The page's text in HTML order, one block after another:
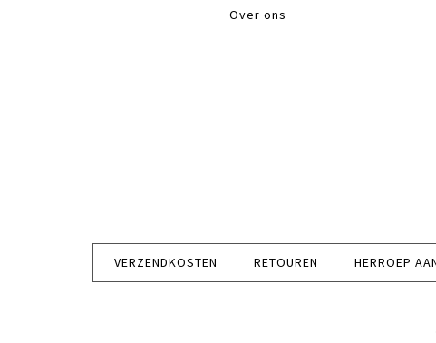
Over ons
VERZENDKOSTEN RETOUREN HERROEP